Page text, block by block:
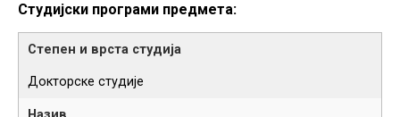
Студијски програми предмета:
Докторске студије